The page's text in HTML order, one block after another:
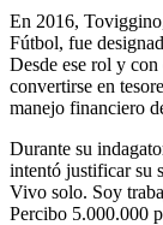
En 2016,
Fútbol, fue
Desde ese rol y
convertirse en
manejo financiero
Durante su
intentó justificar su
Vivo solo. Soy
Percibo 5.000.000